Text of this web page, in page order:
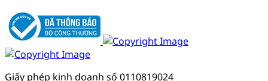
Giấy phép kinh doanh số 0110819024